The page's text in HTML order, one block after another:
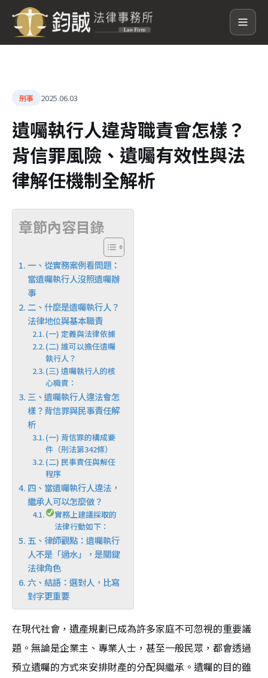
刑事 2025.06.03
遺囑執行人違背職責會怎樣？
背信罪風險、遺囑有效性與法
律解任機制全解析
章節內容目錄
一、從實務案例看問題：
當遺囑執行人沒照遺囑辦
事
二、什麼是遺囑執行人？
法律地位與基本職責
(一) 定義與法律依據
(二) 誰可以擔任遺囑
執行人？
(三) 遺囑執行人的核
心職責：
三、遺囑執行人違法會怎
樣？背信罪與民事責任解
析
(一) 背信罪的構成要
件（刑法第342條）
(二) 民事責任與解任
程序
四、當遺囑執行人違法，
繼承人可以怎麼做？
實務上建議採取的
法律行動如下：
五、律師觀點：遺囑執行
人不是「過水」，是關鍵
法律角色
六、結語：選對人，比寫
對字更重要
在現代社會，遺產規劃已成為許多家庭不可忽視的重要議
題。無論是企業主、專業人士，甚至一般民眾，都會透過
預立遺囑的方式來安排財產的分配與繼承。遺囑的目的雖